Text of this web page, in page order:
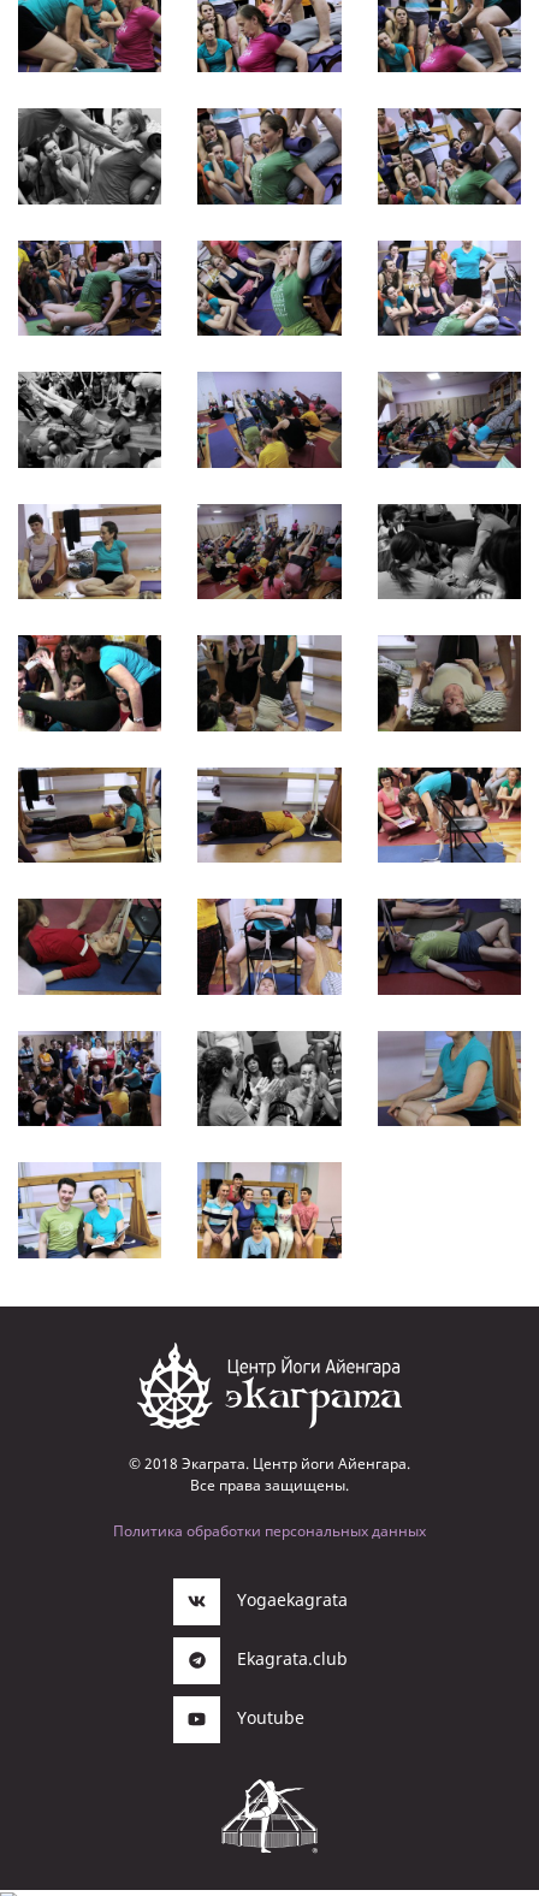
© 2018 Экаграта. Центр йоги Айенгара.
Все права защищены.
Политика обработки персональных данных
Yogaekagrata
Ekagrata.club
Youtube